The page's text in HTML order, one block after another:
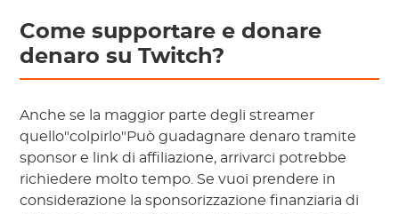
Come supportare e donare
denaro su Twitch?
Anche se la maggior parte degli streamer
quello"colpirlo"Può guadagnare denaro tramite
sponsor e link di affiliazione, arrivarci potrebbe
richiedere molto tempo. Se vuoi prendere in
considerazione la sponsorizzazione finanziaria di